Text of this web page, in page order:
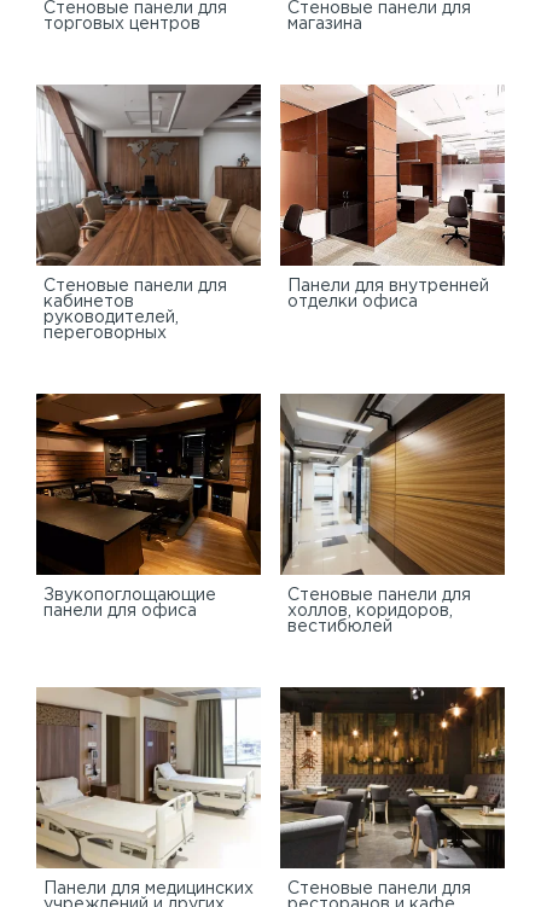
Cтеновые панели для
торговых центров
Стеновые панели для
магазина
Стеновые панели для
кабинетов
руководителей,
переговорных
Панели для внутренней
отделки офиса
Звукопоглощающие
панели для офиса
Стеновые панели для
холлов, коридоров,
вестибюлей
Панели для медицинских
Стеновые панели для